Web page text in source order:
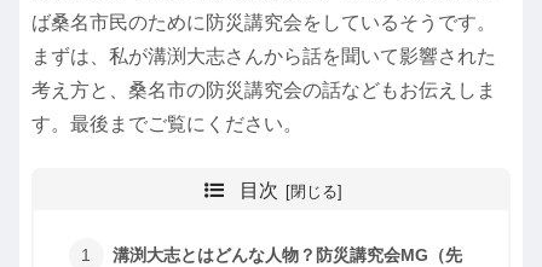
ば桑名市民のために防災講究会をしているそうです。
まずは、私が溝渕大志さんから話を聞いて影響された
考え方と、桑名市の防災講究会の話などもお伝えしま
す。最後までご覧にください。
目次
溝渕大志とはどんな人物？防災講究会MG（先